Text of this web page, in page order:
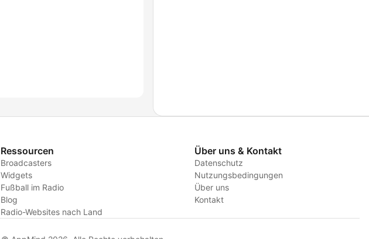
Ressourcen
Broadcasters
Widgets
Fußball im Radio
Blog
Radio-Websites nach Land
Über uns & Kontakt
Datenschutz
Nutzungsbedingungen
Über uns
Kontakt